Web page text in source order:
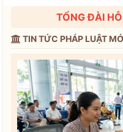
TỔNG ĐÀI
TIN TỨC PHÁP LUẬT